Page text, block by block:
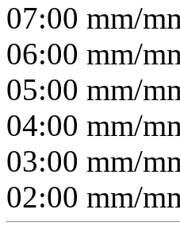
07:00 mm/
06:00 mm/
05:00 mm/
04:00 mm/
03:00 mm/
02:00 mm/